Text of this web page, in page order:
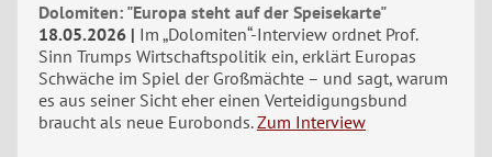
Dolomiten: "Europa steht auf der Speisekarte"
18.05.2026
Im „Dolomiten“-Interview ordnet Prof.
Sinn Trumps Wirtschaftspolitik ein, erklärt Europas
Schwäche im Spiel der Großmächte – und sagt, warum
es aus seiner Sicht eher einen Verteidigungsbund
braucht als neue Eurobonds. Zum Interview